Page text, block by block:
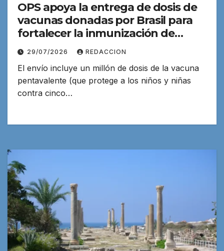
OPS apoya la entrega de dosis de
vacunas donadas por Brasil para
fortalecer la inmunización de
rutina en Venezuela
29/07/2026 REDACCION
El envío incluye un millón de dosis de la vacuna
pentavalente (que protege a los niños y niñas
contra cinco…